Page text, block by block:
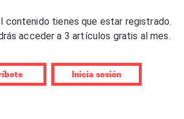
realidad, todo es sueño en la música
ha sido así; al menos desde que
dubstep industrial, que se movía
de ciudades fácilmente
contenido tienes que estar registrado.
acceder a 3 artículos gratis al mes.
Inicia sesión